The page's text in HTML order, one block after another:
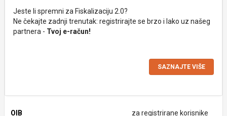
Jeste li spremni za Fiskalizaciju 2.0?
Ne čekajte zadnji trenutak: registrirajte se brzo i lako uz našeg
partnera - Tvoj e-račun!
SAZNAJTE VIŠE
OIB za registrirane korisnike